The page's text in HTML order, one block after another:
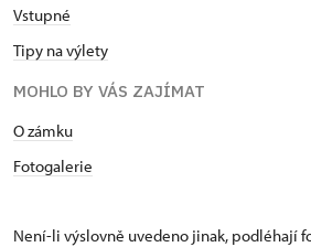
Vstupné
Tipy na výlety
MOHLO BY VÁS ZAJÍMAT
O zámku
Fotogalerie
Není-li výslovně uvedeno jinak, podléhají